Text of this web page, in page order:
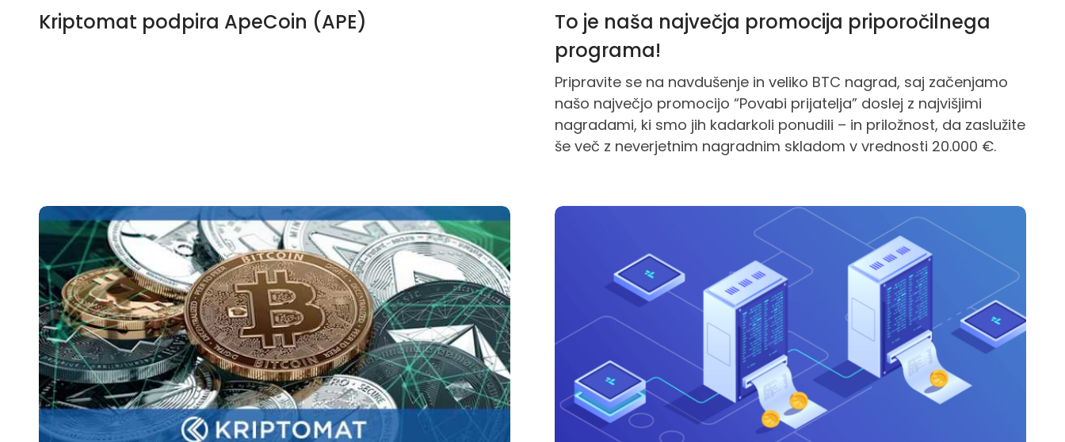
Kriptomat podpira ApeCoin (APE)
To je naša največja promocija priporočilnega
programa!
Pripravite se na navdušenje in veliko BTC nagrad, saj začenjamo
našo največjo promocijo “Povabi prijatelja” doslej z najvišjimi
nagradami, ki smo jih kadarkoli ponudili – in priložnost, da zaslužite
še več z neverjetnim nagradnim skladom v vrednosti 20.000 €.
Kriptomat doda podporo lokalne valute 10 držav